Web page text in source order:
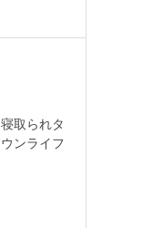
寝取られタ
ウンライフ